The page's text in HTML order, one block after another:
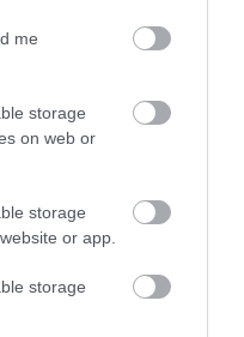
me
storage
on web or
storage
or app.
storage
(@villageways)